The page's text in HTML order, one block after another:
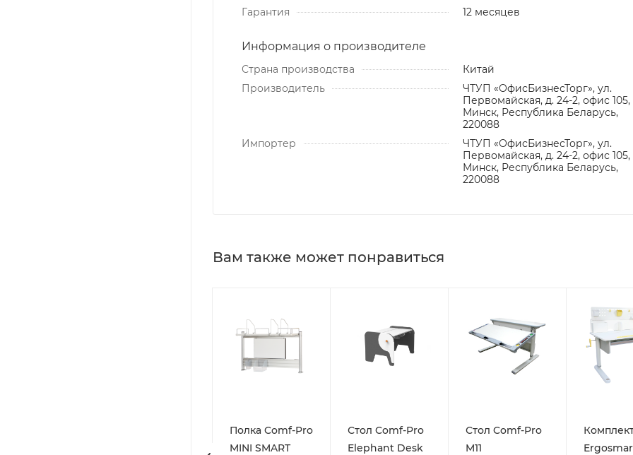
Гарантия
12 месяцев
Информация о производителе
Страна производства
Китай
Производитель
ЧТУП «ОфисБизнесТорг», ул.
Первомайская, д. 24-2, офис 105,
Минск, Республика Беларусь,
220088
Импортер
ЧТУП «ОфисБизнесТорг», ул.
Первомайская, д. 24-2, офис 105,
Минск, Республика Беларусь,
220088
Вам также может понравиться
Полка Comf-Pro
MINI SMART
Стол Comf-Pro
Elephant Desk
Стол Comf-Pro
M11